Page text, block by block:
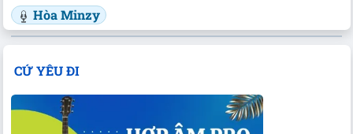
Hòa Minzy
CỨ YÊU ĐI